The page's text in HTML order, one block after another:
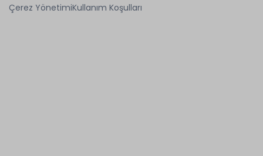
Çerez YönetimiKullanım Koşulları